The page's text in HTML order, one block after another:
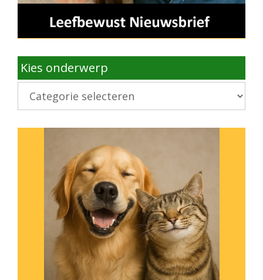
Kies onderwerp
onderwerp